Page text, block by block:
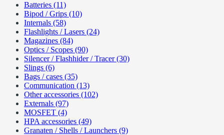
Batteries (11)
Bipod / Grips (10)
Internals (58)
Flashlights / Lasers (24)
Magazines (84)
Optics / Scopes (90)
Silencer / Flashhider / Tracer (30)
Slings (6)
Bags / cases (35)
Communication (13)
Other accessories (102)
Externals (97)
MOSFET (4)
HPA accessories (49)
Granaten / Shells / Launchers (9)